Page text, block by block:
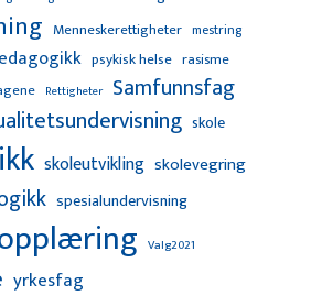
Menneskerettigheter mestring
psykisk helse rasisme
Rettigheter Samfunnsfag
skole
skoleutvikling skolevegring
spesialundervisning
Valg2021
yrkesfag